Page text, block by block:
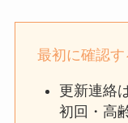
最初に確認す
更新連絡
初回・高